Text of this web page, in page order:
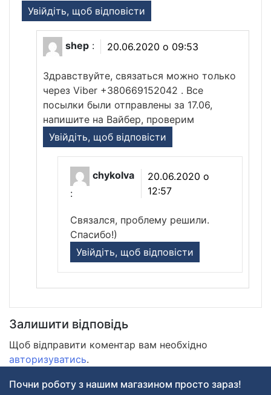
Увійдіть, щоб відповісти
shep : 20.06.2020 о 09:53
Здравствуйте, связаться можно только
через Viber +380669152042 . Все
посылки были отправлены за 17.06,
напишите на Вайбер, проверим
Увійдіть, щоб відповісти
chykolva
:
20.06.2020 о
12:57
Связался, проблему решили.
Спасибо!)
Увійдіть, щоб відповісти
Залишити відповідь
Щоб відправити коментар вам необхідно
авторизуватись.
Почни роботу з нашим магазином просто зараз!